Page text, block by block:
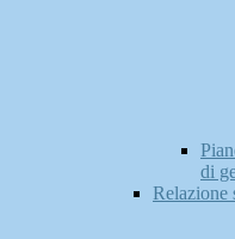
di
Relazione